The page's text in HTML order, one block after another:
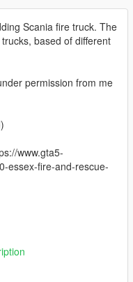
Scania fire truck. The
based of different
permission from me
www.gta5-
essex-fire-and-rescue-